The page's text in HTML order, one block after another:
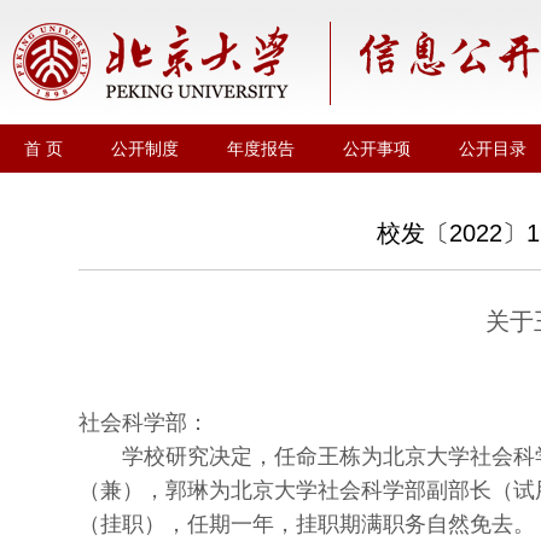
首 页 公开制度 年度报告 公开事项 公开目录
校发〔2022〕
关于
社会科学部：
学校研究决定，任命王栋为北京大学社会
（兼），郭琳为北京大学社会科学部副部长（
（挂职），任期一年，挂职期满职务自然免去。